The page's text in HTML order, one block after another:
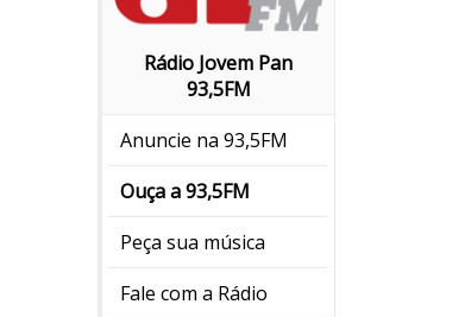
Rádio Jovem Pan
93,5FM
Anuncie na 93,5FM
Ouça a 93,5FM
Peça sua música
Fale com a Rádio